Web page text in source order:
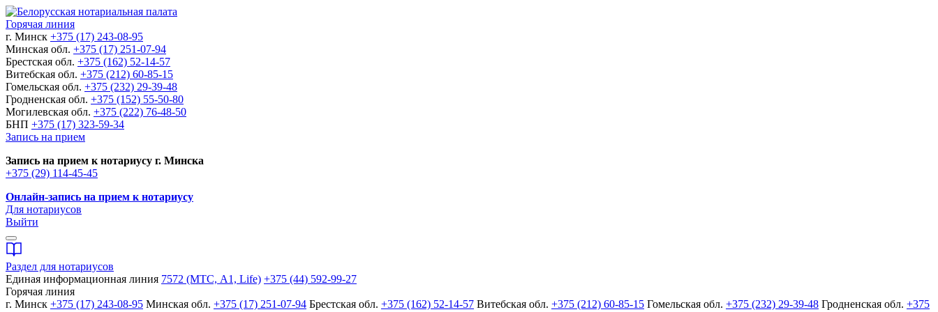
Горячая линия
г. Минск +375 (17) 243-08-95
Минская обл. +375 (17) 251-07-94
Брестская обл. +375 (162) 52-14-57
Витебская обл. +375 (212) 60-85-15
Гомельская обл. +375 (232) 29-39-48
Гродненская обл. +375 (152) 55-50-80
Могилевская обл. +375 (222) 76-48-50
БНП +375 (17) 323-59-34
Запись на прием
Запись на прием к нотариусу г. Минска
+375 (29) 114-45-45
Онлайн-запись на прием к нотариусу
Для нотариусов
Выйти
Раздел для нотариусов
Единая информационная линия 7572 (МТС, A1, Life) +375 (44) 592-99-27
Горячая линия
г. Минск +375 (17) 243-08-95 Минская обл. +375 (17) 251-07-94 Брестская обл. +375 (162) 52-14-57 Витебская обл. +375 (212) 60-85-15 Гомельская обл. +375 (232) 29-39-48 Гродненская обл. +375